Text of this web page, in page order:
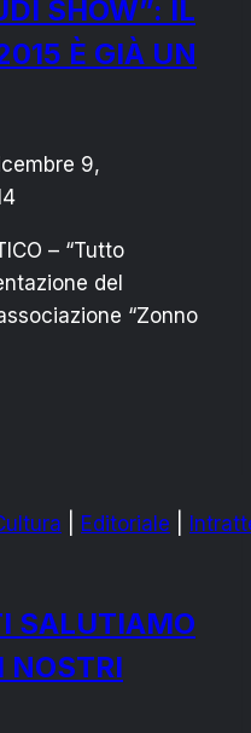
SHOW”: IL
È GIÀ UN
9,
– “Tutto
del
“Zonno
Editoriale
SALUTIAMO
NOSTRI